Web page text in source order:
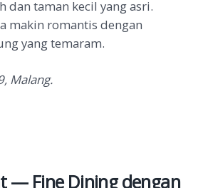
dan taman kecil yang asri.
makin romantis dengan
yang temaram.
Malang.
— Fine Dining dengan